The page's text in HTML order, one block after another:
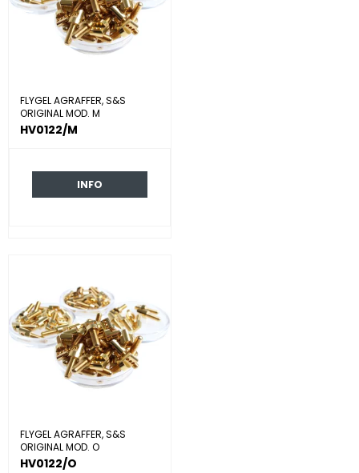
FLYGEL AGRAFFER, S&S
ORIGINAL MOD. M
HV0122/M
INFO
FLYGEL AGRAFFER, S&S
ORIGINAL MOD. O
HV0122/O